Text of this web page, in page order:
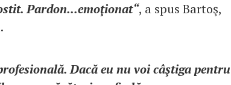
Pardon...emoţionat“, a spus Bartoş,
Dacă eu nu voi câştiga pentru